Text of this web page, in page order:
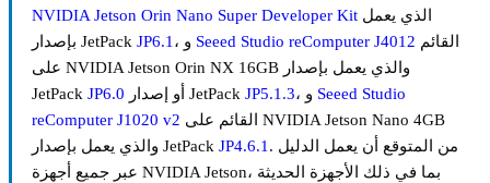
NVIDIA Jetson Orin Nano Super Developer Kit
بإصدار JetPack JP6.1 Seeed Studio reComputer J4012
على NVIDIA Jetson Orin NX 16GB والذي يعمل بإصدار
JetPack JP6.0 أو إصدار JetPack JP5.1.3
Seeed Studio
reComputer J1020 v2
والذي يعمل بإصدار JetPack JP4.6.1 . من المتوقع أن يعمل الدليل
عبر جميع أجهزة NVIDIA Jetson، بما في ذلك الأجهزة الحديثة